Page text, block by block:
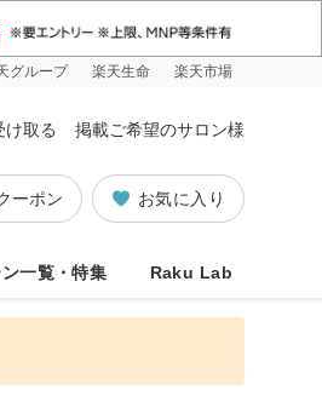
グループ 楽天生命 楽天市場
け取る 掲載ご希望のサロン様
お気に入り
ーポン
一覧・特集 Raku Lab